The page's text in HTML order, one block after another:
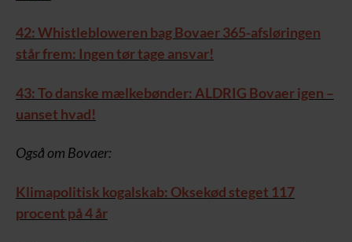
42: Whistlebloweren bag Bovaer 365-afsløringen
står frem: Ingen tør tage ansvar!
43: To danske mælkebønder: ALDRIG Bovaer igen –
uanset hvad!
Også om Bovaer:
Klimapolitisk kogalskab: Oksekød steget 117
procent på 4 år